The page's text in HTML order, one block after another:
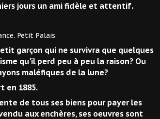
jours un ami fidèle et attentif.
Palais.
garçon qui ne survivra que quelques
qu'il perd peu à peu la raison? Ou
maléfiques de la lune?
en 1885.
de tous ses biens pour payer les
aux enchères, ses oeuvres sont